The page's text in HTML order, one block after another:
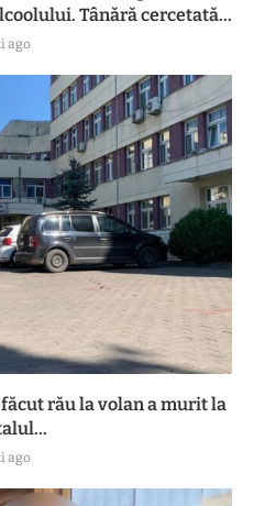
Tânără cercetată...
ago
rău la volan a murit la
ago